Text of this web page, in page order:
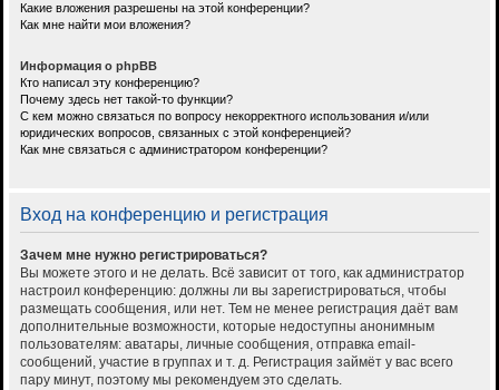
Какие вложения разрешены на этой конференции?
Как мне найти мои вложения?
Информация о phpBB
Кто написал эту конференцию?
Почему здесь нет такой-то функции?
С кем можно связаться по вопросу некорректного использования и/или
юридических вопросов, связанных с этой конференцией?
Как мне связаться с администратором конференции?
Вход на конференцию и регистрация
Зачем мне нужно регистрироваться?
Вы можете этого и не делать. Всё зависит от того, как администратор
настроил конференцию: должны ли вы зарегистрироваться, чтобы
размещать сообщения, или нет. Тем не менее регистрация даёт вам
дополнительные возможности, которые недоступны анонимным
пользователям: аватары, личные сообщения, отправка email-
сообщений, участие в группах и т. д. Регистрация займёт у вас всего
пару минут, поэтому мы рекомендуем это сделать.